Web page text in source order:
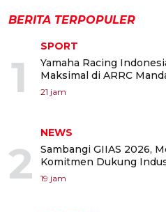
BERITA TERPOPULER
1
SPORT
Yamaha Racing
Maksimal di ARRC
21 jam
2
NEWS
Sambangi GIIAS 2026,
Komitmen Dukung
19 jam